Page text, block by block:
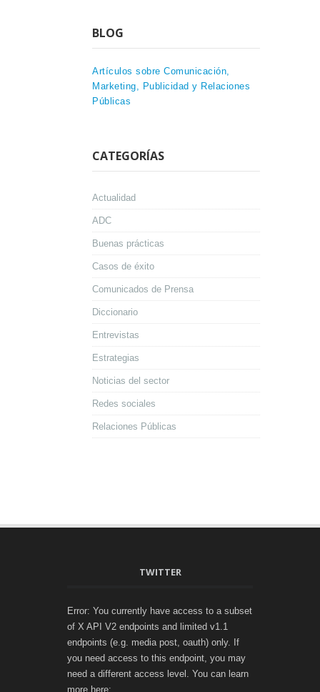
BLOG
Artículos sobre Comunicación,
Marketing, Publicidad y Relaciones
Públicas
CATEGORÍAS
Actualidad
ADC
Buenas prácticas
Casos de éxito
Comunicados de Prensa
Diccionario
Entrevistas
Estrategias
Noticias del sector
Redes sociales
Relaciones Públicas
TWITTER
Error: You currently have access to a subset
of X API V2 endpoints and limited v1.1
endpoints (e.g. media post, oauth) only. If
you need access to this endpoint, you may
need a different access level. You can learn
more here: